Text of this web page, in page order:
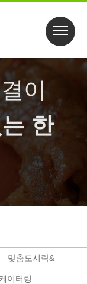
이
한
맞춤도시락&
케이터링